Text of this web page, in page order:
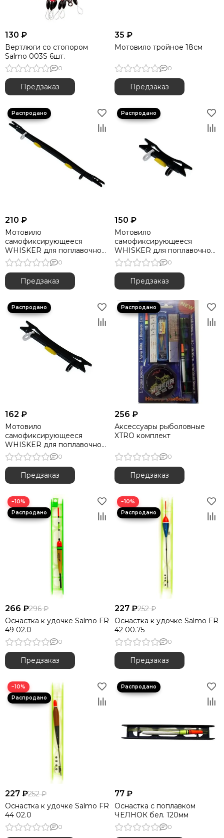
130 ₽
Вертлюги со стопором
Salmo 003S 6шт.
0
Предзаказ
35 ₽
Мотовило тройное 18см
0
Предзаказ
210 ₽
Мотовило
самофиксирующееся
WHISKER для поплавочной
снасти 26см
0
Предзаказ
150 ₽
Мотовило
самофиксирующееся
WHISKER для поплавочной
снасти 08см
0
Предзаказ
162 ₽
Мотовило
самофиксирующееся
WHISKER для поплавочной
снасти 12см
0
Предзаказ
256 ₽
Аксессуары рыболовные
XTRO комплект
0
Предзаказ
−10%
266 ₽296 ₽
Оснастка к удочке Salmo FR
49 02.0
0
Предзаказ
−10%
227 ₽252 ₽
Оснастка к удочке Salmo FR
42 00.75
0
Предзаказ
−10%
227 ₽252 ₽
Оснастка к удочке Salmo FR
44 02.0
0
77 ₽
Оснастка с поплавком
ЧЕЛНОК бел. 120мм
0